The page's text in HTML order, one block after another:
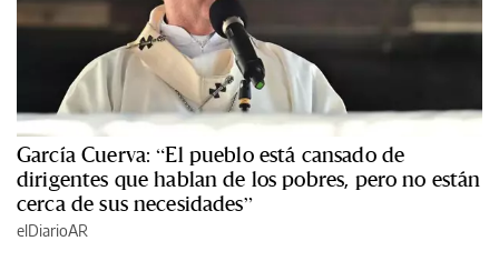
García Cuerva: “El pueblo está cansado de
dirigentes que hablan de los pobres, pero no están
cerca de sus necesidades”
elDiarioAR